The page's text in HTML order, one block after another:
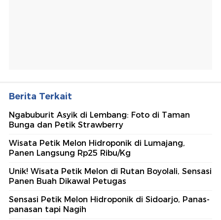
Berita Terkait
Ngabuburit Asyik di Lembang: Foto di Taman
Bunga dan Petik Strawberry
Wisata Petik Melon Hidroponik di Lumajang,
Panen Langsung Rp25 Ribu/Kg
Unik! Wisata Petik Melon di Rutan Boyolali, Sensasi
Panen Buah Dikawal Petugas
Sensasi Petik Melon Hidroponik di Sidoarjo, Panas-
panasan tapi Nagih